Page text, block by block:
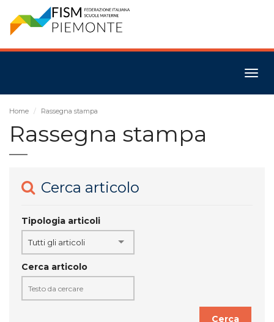
Home Rassegna stampa
Rassegna stampa
Cerca articolo
Tipologia articoli
Tutti gli articoli
Cerca articolo
Cerca